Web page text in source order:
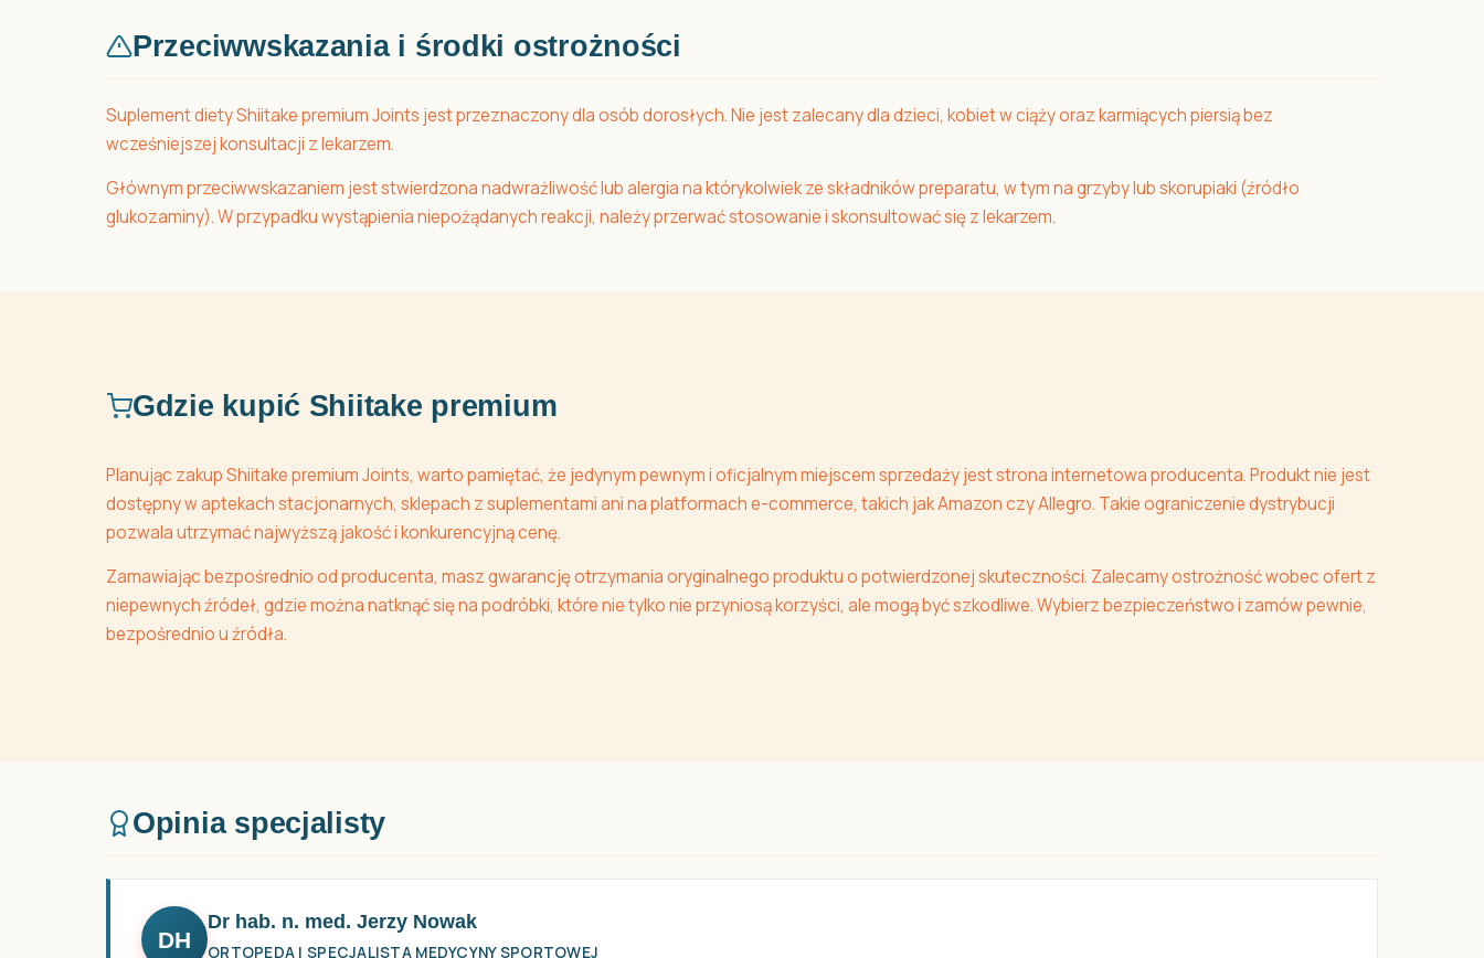
Przeciwwskazania i środki ostrożności
Suplement diety Shiitake premium Joints jest przeznaczony dla osób dorosłych. Nie jest zalecany dla dzieci, kobiet w ciąży oraz karmiących piersią bez
wcześniejszej konsultacji z lekarzem.
Głównym przeciwwskazaniem jest stwierdzona nadwrażliwość lub alergia na którykolwiek ze składników preparatu, w tym na grzyby lub skorupiaki (źródło
glukozaminy). W przypadku wystąpienia niepożądanych reakcji, należy przerwać stosowanie i skonsultować się z lekarzem.
Gdzie kupić Shiitake premium
Planując zakup Shiitake premium Joints, warto pamiętać, że jedynym pewnym i oficjalnym miejscem sprzedaży jest strona internetowa producenta. Produkt nie jest
dostępny w aptekach stacjonarnych, sklepach z suplementami ani na platformach e-commerce, takich jak Amazon czy Allegro. Takie ograniczenie dystrybucji
pozwala utrzymać najwyższą jakość i konkurencyjną cenę.
Zamawiając bezpośrednio od producenta, masz gwarancję otrzymania oryginalnego produktu o potwierdzonej skuteczności. Zalecamy ostrożność wobec ofert z
niepewnych źródeł, gdzie można natknąć się na podróbki, które nie tylko nie przyniosą korzyści, ale mogą być szkodliwe. Wybierz bezpieczeństwo i zamów pewnie,
bezpośrednio u źródła.
Opinia specjalisty
DH
Dr hab. n. med. Jerzy Nowak
ORTOPEDA I SPECJALISTA MEDYCYNY SPORTOWEJ